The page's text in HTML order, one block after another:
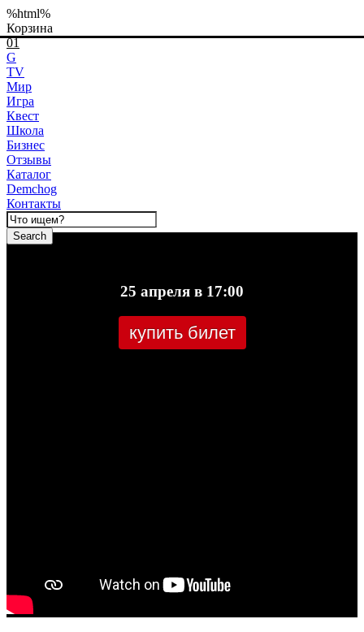
%html%
Корзина
01
G
TV
Мир
Игра
Квест
Школа
Бизнес
Отзывы
Каталог
Demchog
Контакты
Search
25 апреля в 17:00
купить билет